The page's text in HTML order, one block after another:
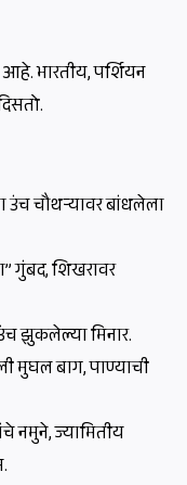
भारतीय, पर्शियन
उंच चौथऱ्यावर बांधलेला
गुंबद, शिखरावर
झुकलेल्या मिनार.
मुघल बाग, पाण्याची
नमुने, ज्यामितीय